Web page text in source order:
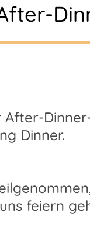
After-
Dinner.
feiern